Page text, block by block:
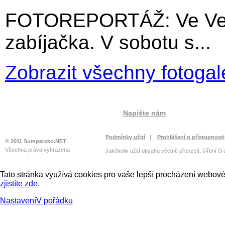
FOTOREPORTÁŽ: Ve
zabíjačka. V sobotu s...
Zobrazit všechny
© 2011 Sumpersko.NET
Všechna práva vyhrazena
Napište nám
Podmínky užití | Prohlášení o přístupnosti
Jakékoliv užití obsahu včetně převzetí, šíření či
Tato stránka využívá cookies pro vaše lepší procházení
zjistíte zde.
NastaveníV pořádku